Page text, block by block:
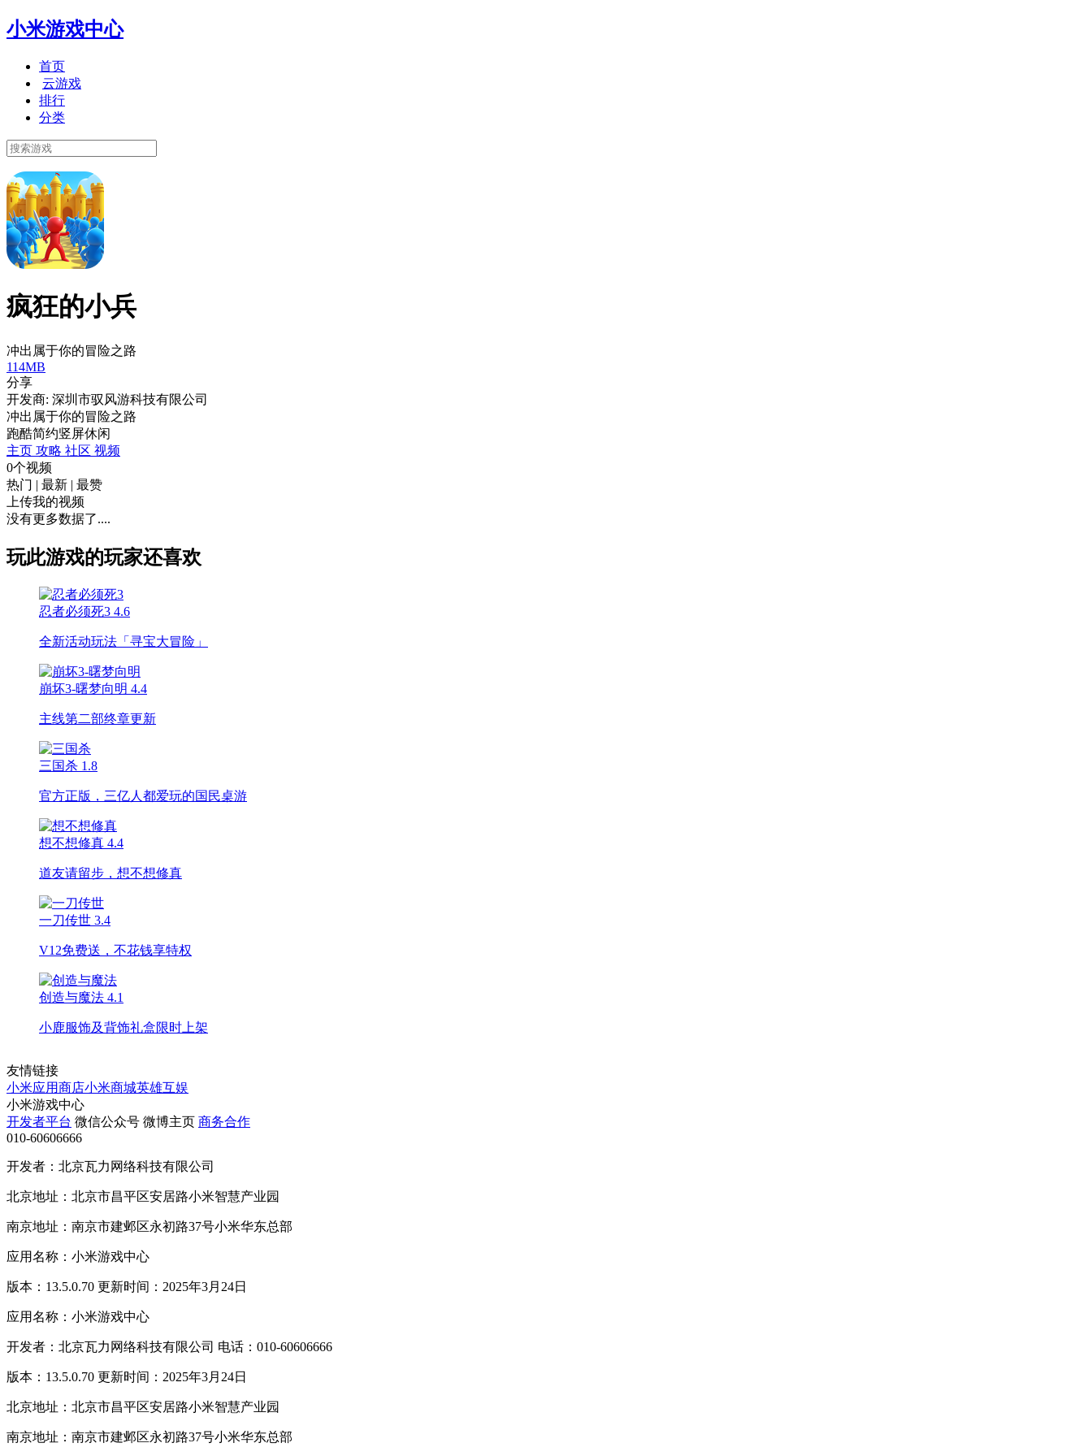
小米游戏中心
首页
云游戏
排行
分类
疯狂的小兵
冲出属于你的冒险之路
114MB
分享
开发商: 深圳市驭风游科技有限公司
冲出属于你的冒险之路
跑酷简约竖屏休闲
主页 攻略 社区 视频
0个视频
热门 | 最新 | 最赞
上传我的视频
没有更多数据了....
玩此游戏的玩家还喜欢
忍者必须死3 4.6
全新活动玩法「寻宝大冒险」
崩坏3-曙梦向明 4.4
主线第二部终章更新
三国杀 1.8
官方正版，三亿人都爱玩的国民桌游
想不想修真 4.4
道友请留步，想不想修真
一刀传世 3.4
V12免费送，不花钱享特权
创造与魔法 4.1
小鹿服饰及背饰礼盒限时上架
友情链接
小米应用商店小米商城英雄互娱
小米游戏中心
开发者平台 微信公众号 微博主页 商务合作
010-60606666
开发者：北京瓦力网络科技有限公司
北京地址：北京市昌平区安居路小米智慧产业园
南京地址：南京市建邺区永初路37号小米华东总部
应用名称：小米游戏中心
版本：13.5.0.70 更新时间：2025年3月24日
应用名称：小米游戏中心
开发者：北京瓦力网络科技有限公司 电话：010-60606666
版本：13.5.0.70 更新时间：2025年3月24日
北京地址：北京市昌平区安居路小米智慧产业园
南京地址：南京市建邺区永初路37号小米华东总部